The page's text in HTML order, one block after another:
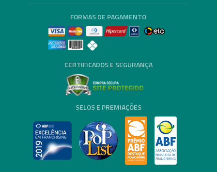
FORMAS DE PAGAMENTO
CERTIFICADOS E SEGURANÇA
SELOS E PREMIAÇÕES